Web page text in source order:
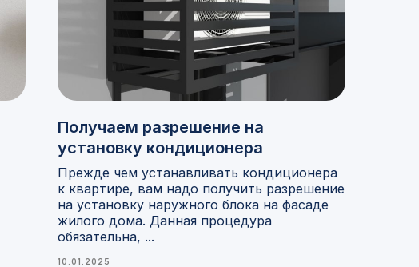
Получаем разрешение на
установку кондиционера
Прежде чем устанавливать кондиционера
к квартире, вам надо получить разрешение
на установку наружного блока на фасаде
жилого дома. Данная процедура
обязательна, ...
10.01.2025